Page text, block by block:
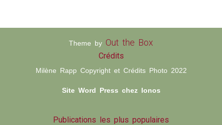
Theme by Out the Box
Crédits
Milène Rapp Copyright et Crédits Photo 2022
Site Word Press chez Ionos
Publications les plus populaires